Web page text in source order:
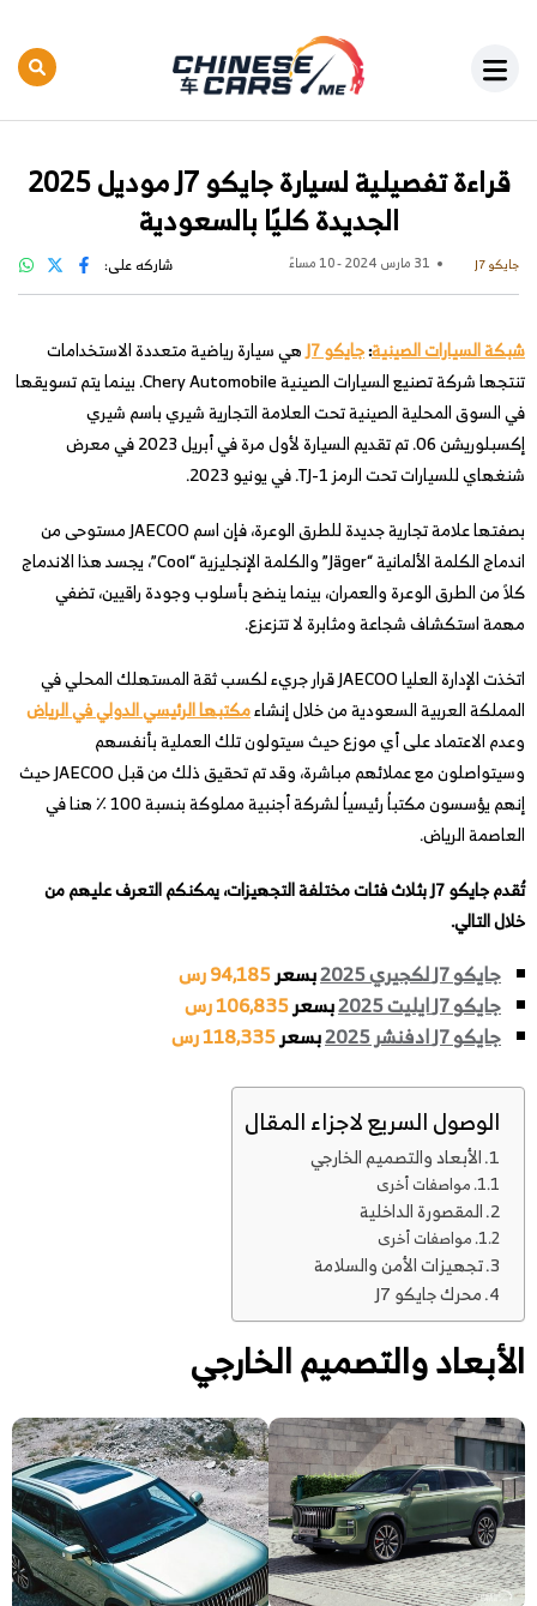
قراءة تفصيلية لسيارة جايكو J7 موديل 2025
الجديدة كليًا بالسعودية
جايكو J7 31 مارس 2024 - 10 مساءً شاركه على:
شبكة السيارات الصينية:جايكو J7
هي سيارة رياضية متعددة الاستخدامات
تنتجها شركة تصنيع السيارات الصينية Chery Automobile. بينما يتم تسويقها
في السوق المحلية الصينية تحت العلامة التجارية شيري باسم شيري
إكسبلوريشن 06. تم تقديم السيارة لأول مرة في أبريل 2023 في معرض
شنغهاي للسيارات تحت الرمز TJ-1. في يونيو 2023.
بصفتها علامة تجارية جديدة للطرق الوعرة، فإن اسم JAECOO مستوحى من
اندماج الكلمة الألمانية “Jäger” والكلمة الإنجليزية “Cool”، يجسد هذا الاندماج
كلاً من الطرق الوعرة والعمران، بينما ينضح بأسلوب وجودة راقيين، تضفي
مهمة استكشاف شجاعة ومثابرة لا تتزعزع.
اتخذت الإدارة العليا JAECOO قرار جريء لكسب ثقة المستهلك المحلي في
المملكة العربية السعودية من خلال إنشاءمكتبها الرئيسي الدولي في الرياض
وعدم الاعتماد على أي موزع حيث سيتولون تلك العملية بأنفسهم
وسيتواصلون مع عملائهم مباشرة، وقد تم تحقيق ذلك من قبل JAECOO حيث
إنهم يؤسسون مكتباُ رئيسياُ لشركة أجنبية مملوكة بنسبة 100 ٪ هنا في
العاصمة الرياض.
تُقدم جايكو J7 بثلاث فئات مختلفة التجهيزات، يمكنكم التعرف عليهم من
خلال التالي.
جايكو J7 لكجيري 2025 بسعر94,185 رس
جايكو J7 ايليت 2025
بسعر106,835 رس
جايكو J7 ادفنشر 2025
بسعر118,335 رس
الوصول السريع لاجزاء المقال
الأبعاد والتصميم الخارجي
مواصفات أخرى
المقصورة الداخلية
مواصفات أخرى
تجهيزات الأمن والسلامة
محرك جايكو J7
الأبعاد والتصميم الخارجي